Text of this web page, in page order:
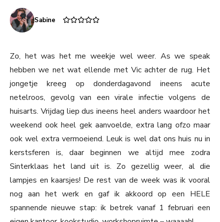
Sabine
Zo, het was het me weekje wel weer. As we speak
hebben we net wat ellende met Vic achter de rug. Het
jongetje kreeg op donderdagavond ineens acute
netelroos, gevolg van een virale infectie volgens de
huisarts. Vrijdag liep dus ineens heel anders waardoor het
weekend ook heel gek aanvoelde, extra lang ofzo maar
ook wel extra vermoeiend. Leuk is wel dat ons huis nu in
kerstsferen is, daar beginnen we altijd mee zodra
Sinterklaas het land uit is. Zo gezellig weer, al die
lampjes en kaarsjes! De rest van de week was ik vooral
nog aan het werk en gaf ik akkoord op een HELE
spannende nieuwe stap: ik betrek vanaf 1 februari een